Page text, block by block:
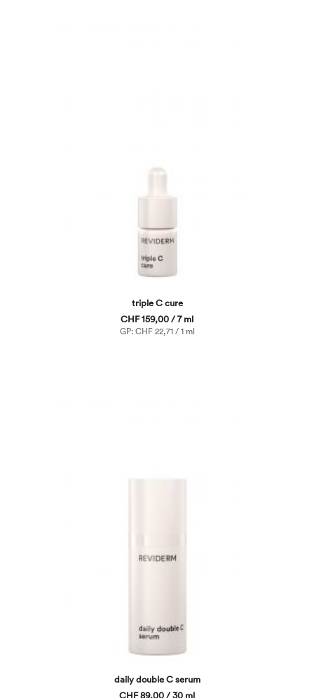
triple C cure
CHF 159,00 / 7 ml
GP: CHF 22,71 / 1 ml
daily double C serum
CHF 89,00 / 30 ml